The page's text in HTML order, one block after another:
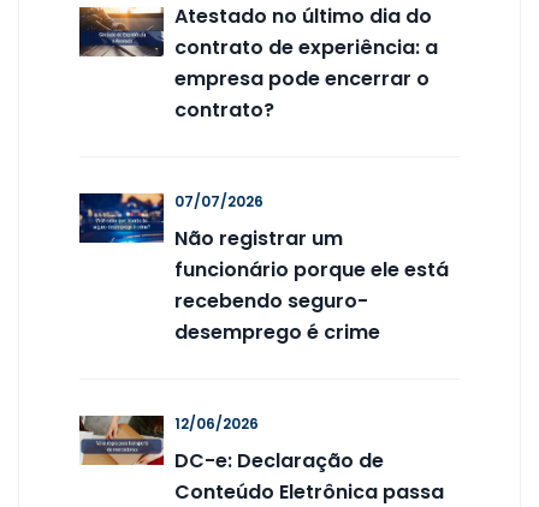
Atestado no último dia do
contrato de experiência: a
empresa pode encerrar o
contrato?
07/07/2026
Não registrar um
funcionário porque ele está
recebendo seguro-
desemprego é crime
12/06/2026
DC-e: Declaração de
Conteúdo Eletrônica passa